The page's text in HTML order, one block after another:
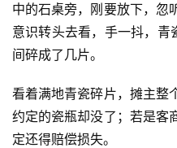
中的石桌旁，刚要放下，忽
意识转头去看，手一抖，青
间碎成了几片。
看着满地青瓷碎片，摊主整
约定的瓷瓶却没了；若是客
定还得赔偿损失。